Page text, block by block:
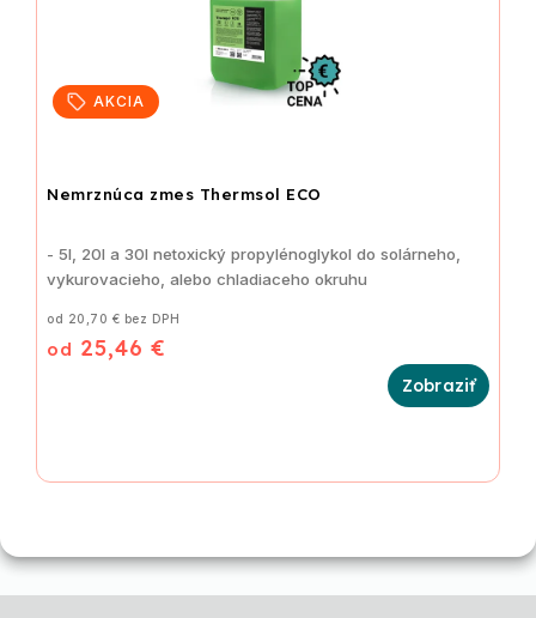
AKCIA
Nemrznúca zmes Thermsol ECO
od 20,70 € bez DPH
od 25,46 €
- 5l, 20l a 30l netoxický propylénoglykol do solárneho,
vykurovacieho, alebo chladiaceho okruhu